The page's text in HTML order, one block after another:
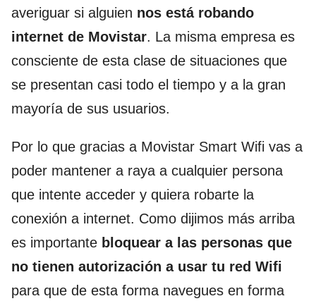
averiguar si alguien nos está robando
internet de Movistar. La misma empresa es
consciente de esta clase de situaciones que
se presentan casi todo el tiempo y a la gran
mayoría de sus usuarios.
Por lo que gracias a Movistar Smart Wifi vas a
poder mantener a raya a cualquier persona
que intente acceder y quiera robarte la
conexión a internet. Como dijimos más arriba
es importante bloquear a las personas que
no tienen autorización a usar tu red Wifi
para que de esta forma navegues en forma